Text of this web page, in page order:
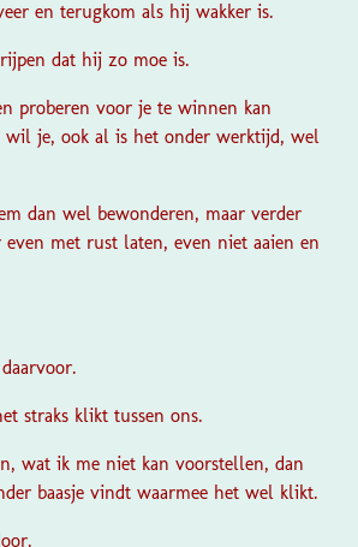
en terugkom als hij wakker is.
dat hij zo moe is.
proberen voor je te winnen kan
wil je, ook al is het onder werktijd, wel
dan wel bewonderen, maar verder
even met rust laten, even niet aaien en
straks klikt tussen ons.
wat ik me niet kan voorstellen, dan
baasje vindt waarmee het wel klikt.